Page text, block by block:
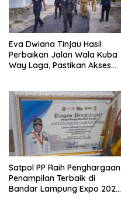
Eva Dwiana Tinjau Hasil
Perbaikan Jalan Wala Kuba
Way Laga, Pastikan Akses
Satpol PP Raih Penghargaan
Penampilan Terbaik di
Bandar Lampung Expo 2026,